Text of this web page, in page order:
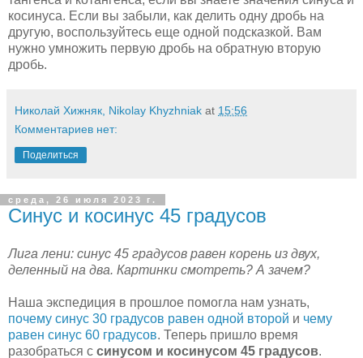
косинуса. Если вы забыли, как делить одну дробь на
другую, воспользуйтесь еще одной подсказкой. Вам
нужно умножить первую дробь на обратную вторую
дробь.
Николай Хижняк, Nikolay Khyzhniak at 15:56
Комментариев нет:
Поделиться
среда, 26 июля 2023 г.
Синус и косинус 45 градусов
Лига лени: синус 45 градусов равен корень из двух,
деленный на два. Картинки смотреть? А зачем?
Наша экспедиция в прошлое помогла нам узнать,
почему синус 30 градусов равен одной второй и чему
равен синус 60 градусов. Теперь пришло время
разобраться с синусом и косинусом 45 градусов.